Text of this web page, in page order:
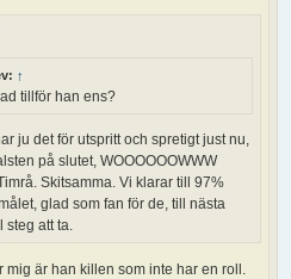
↑
tillför han ens?
ju det för utspritt och spretigt just nu,
på slutet, WOOOOOOWWW
Skitsamma. Vi klarar till 97%
glad som fan för de, till nästa
steg att ta.
är han killen som inte har en roll.